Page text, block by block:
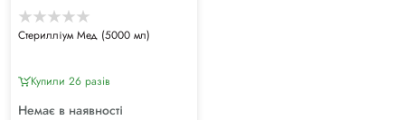
Стерилліум Мед (5000 мл)
Купили 26 разiв
Немає в наявності